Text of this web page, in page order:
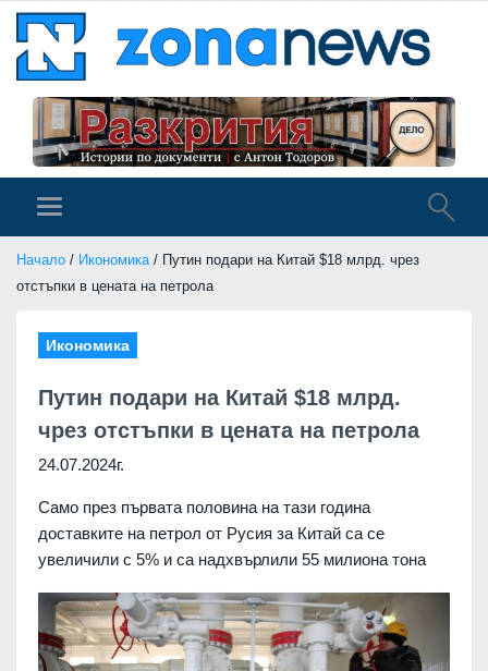
Начало / Икономика/ Путин подари на Китай $18 млрд. чрез
отстъпки в цената на петрола
Икономика
Путин подари на Китай $18 млрд.
чрез отстъпки в цената на петрола
24.07.2024г.
Само през първата половина на тази година
доставките на петрол от Русия за Китай са се
увеличили с 5% и са надхвърлили 55 милиона тона